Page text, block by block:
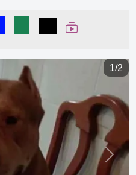
Compartilhar no Facebook
Compartilhar no
Compartilhar
Ver Web Story
1/2
Next